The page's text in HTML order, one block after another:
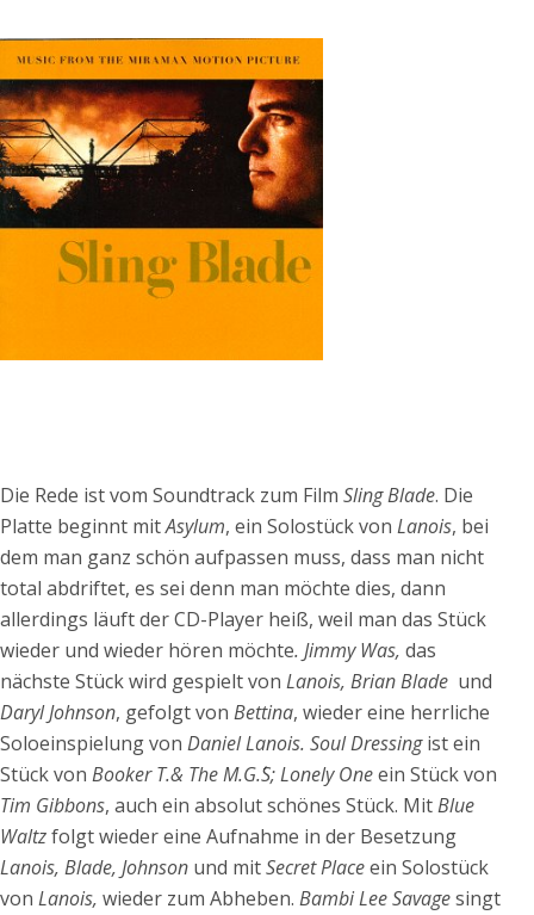
Die Rede ist vom Soundtrack zum Film Sling Blade. Die
Platte beginnt mitAsylum, ein Solostück von Lanois, bei
dem man ganz schön aufpassen muss, dass man nicht
total abdriftet, es sei denn man möchte dies, dann
allerdings läuft der CD-Player heiß, weil man das Stück
wieder und wieder hören möchte. Jimmy Was, das
nächste Stück wird gespielt von Lanois, Brian Blade und
Daryl Johnson, gefolgt von Bettina, wieder eine herrliche
Soloeinspielung von Daniel Lanois. Soul Dressingist ein
Stück von Booker T.& The M.G.´S;Lonely Oneein Stück von
Tim Gibbons, auch ein absolut schönes Stück. MitBlue
Waltzfolgt wieder eine Aufnahme in der Besetzung
Lanois, Blade, Johnson und mitSecret Placeein Solostück
von Lanois, wieder zum Abheben. Bambi Lee Savagesingt